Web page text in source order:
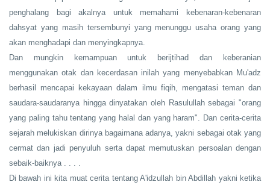
penghalang bagi akalnya untuk memahami kebenaran-kebenaran
dahsyat yang masih tersembunyi yang menunggu usaha orang yang
akan menghadapi dan menyingkapnya.
Dan mungkin kemampuan untuk berijtihad dan keberanian
menggunakan otak dan kecerdasan inilah yang menyebabkan Mu'adz
berhasil mencapai kekayaan dalam ilmu fiqih, mengatasi teman dan
saudara-saudaranya hingga dinyatakan oleh Rasulullah sebagai "orang
yang paling tahu tentang yang halal dan yang haram". Dan cerita-cerita
sejarah melukiskan dirinya bagaimana adanya, yakni sebagai otak yang
cermat dan jadi penyuluh serta dapat memutuskan persoalan dengan
sebaik-baiknya . . . .
Di bawah ini kita muat cerita tentang A'idzullah bin Abdillah yakni ketika